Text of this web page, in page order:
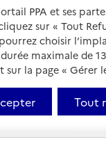
PPA et ses
sur « Tout
choisir
maximale de
la page « Gérer
Tout